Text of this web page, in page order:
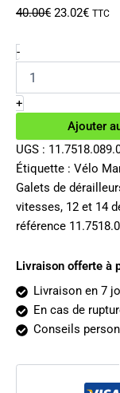
40.00€ Le
23.02€Le
TTC
-quantité
de
Galets
de
dérailleurs
Sram
GX
+
Ajouter
UGS :
Étiquette : Vélo
Galets de
vitesses, 12 et 14
référence
Livraison offerte à
Livraison en 7
En cas de
Conseils